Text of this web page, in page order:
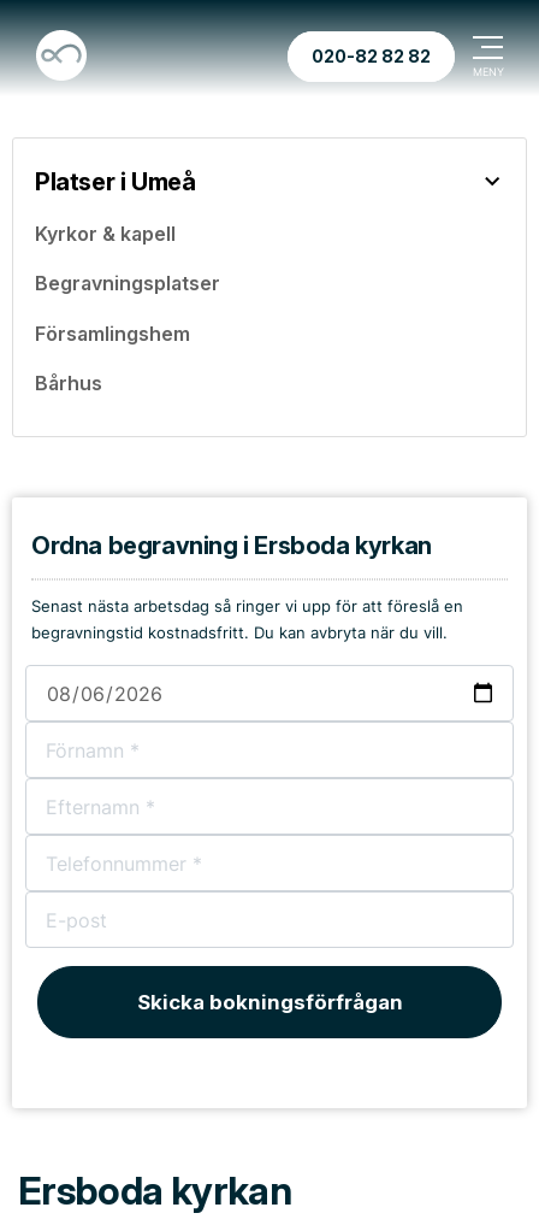
020-82 82 82
Platser i Umeå
Kyrkor & kapell
Begravningsplatser
Församlingshem
Bårhus
Ordna begravning i Ersboda kyrkan
Senast nästa arbetsdag så ringer vi upp för att föreslå en
begravningstid kostnadsfritt. Du kan avbryta när du vill.
Skicka bokningsförfrågan
Ersboda kyrkan